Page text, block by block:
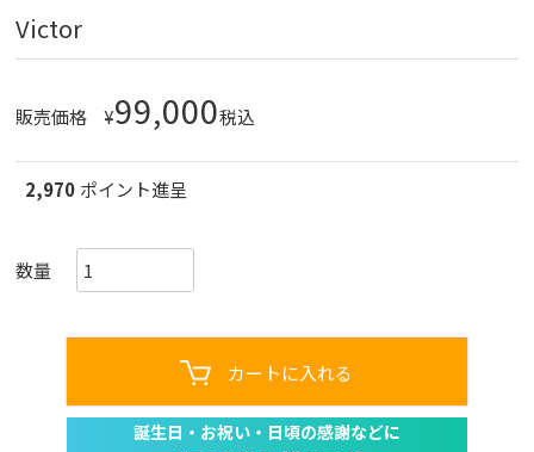
Victor
販売価格 ¥99,000税込
2,970 ポイント進呈
カートに入れる